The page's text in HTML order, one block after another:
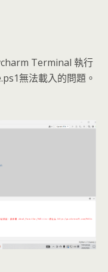
Terminal 執行
無法載入的問題。